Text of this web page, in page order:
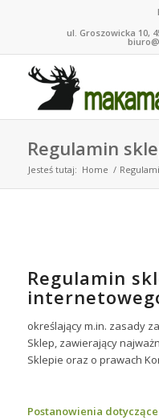
ul. Groszowicka 10,
Regulamin
Jesteś tutaj: Home /
Regulamin
określający m.in. zasady
Sklep, zawierający
Sklepie oraz o prawach
Postanowienia